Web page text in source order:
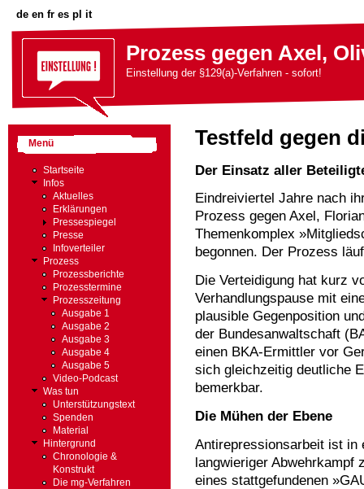
de en fr es pl it
Prozess gegen Axel,
Einstellung der §129(a)-Verfahren - sofort!
Testfeld gegen
Der Einsatz aller
Eindreiviertel Jahre nach
Prozess gegen Axel,
Themenkomplex
begonnen. Der Prozess
Die Verteidigung hat kurz
Verhandlungspause mit
plausible Gegenposition
der Bundesanwaltschaft
einen BKA-Ermittler vor
sich gleichzeitig deutliche
bemerkbar.
Die Mühen der Ebene
Antirepressionsarbeit ist in
langwieriger Abwehrkampf
eines stattgefundenen
Menü
Startseite
Infos
Aktuelles
Erklärungen
Pressespiegel
Presse
Infoverteiler
Prozess
Prozessberichte
Prozesstermine
Prozesszeitung
Ausgabe 1
Ausgabe 2
Ausgabe 3
Ausgabe 4
Ausgabe 5
Video-Podcast
Was tun
Unterstützungstext
Spenden
Material
Hintergrund
Chronologie &
Konstrukt
Die mg-Verfahren